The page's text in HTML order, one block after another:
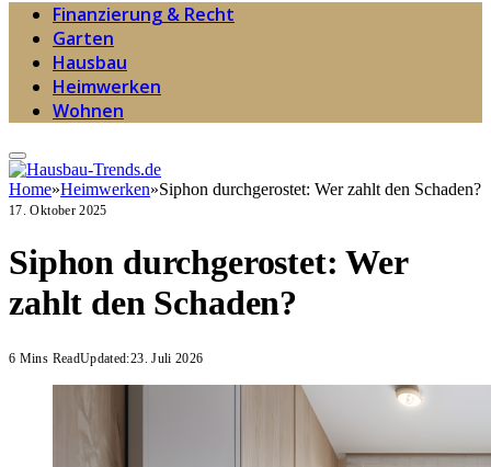
Finanzierung & Recht
Garten
Hausbau
Heimwerken
Wohnen
Home»Heimwerken»Siphon durchgerostet: Wer zahlt den Schaden?
17. Oktober 2025
Siphon durchgerostet: Wer
zahlt den Schaden?
6 Mins ReadUpdated:23. Juli 2026